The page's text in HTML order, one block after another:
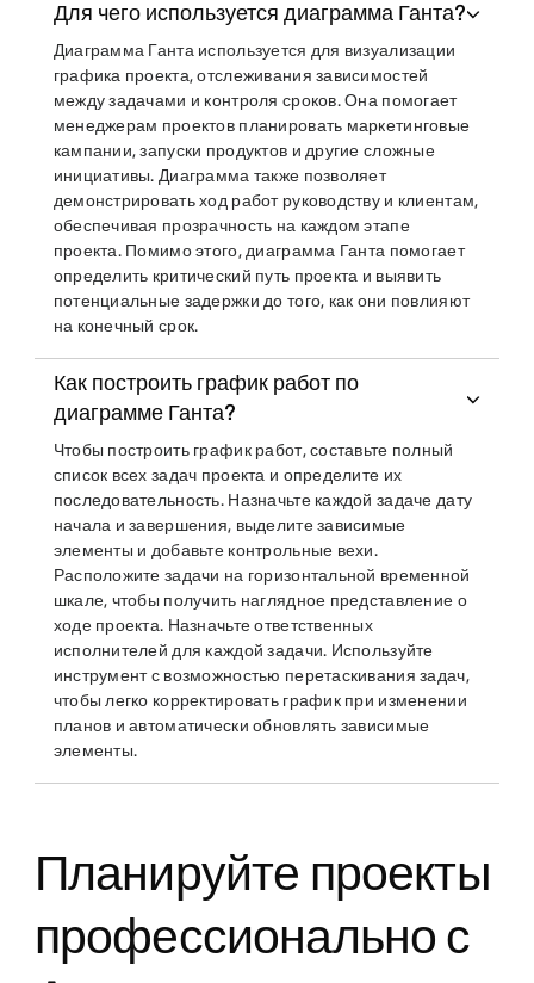
Для чего используется диаграмма Ганта?
Диаграмма Ганта используется для визуализации
графика проекта, отслеживания зависимостей
между задачами и контроля сроков. Она помогает
менеджерам проектов планировать маркетинговые
кампании, запуски продуктов и другие сложные
инициативы. Диаграмма также позволяет
демонстрировать ход работ руководству и клиентам,
обеспечивая прозрачность на каждом этапе
проекта. Помимо этого, диаграмма Ганта помогает
определить критический путь проекта и выявить
потенциальные задержки до того, как они повлияют
на конечный срок.
Как построить график работ по
диаграмме Ганта?
Чтобы построить график работ, составьте полный
список всех задач проекта и определите их
последовательность. Назначьте каждой задаче дату
начала и завершения, выделите зависимые
элементы и добавьте контрольные вехи.
Расположите задачи на горизонтальной временной
шкале, чтобы получить наглядное представление о
ходе проекта. Назначьте ответственных
исполнителей для каждой задачи. Используйте
инструмент с возможностью перетаскивания задач,
чтобы легко корректировать график при изменении
планов и автоматически обновлять зависимые
элементы.
Планируйте проекты
профессионально с